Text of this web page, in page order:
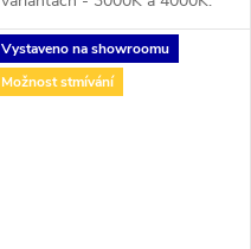
Vystaveno na showroomu
Možnost stmívání